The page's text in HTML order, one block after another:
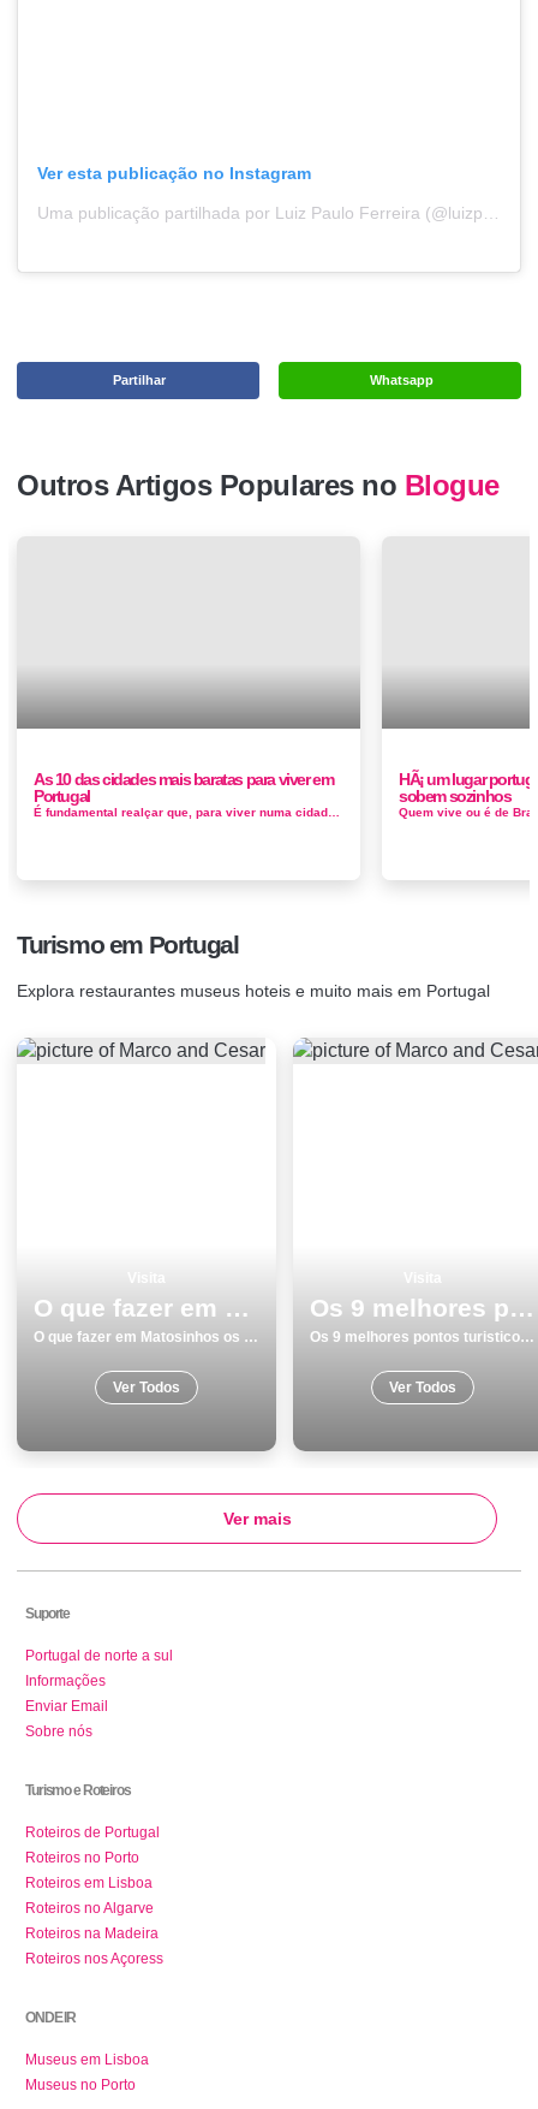
Ver esta publicação no Instagram
Whatsapp
Partilhar
Outros Artigos Populares no Blogue
As 10 das cidades mais baratas para viver em
Portugal
HÃ¡ um lugar
sobem sozinhos
Turismo em Portugal
Explora restaurantes museus hoteis e muito mais em Portugal
O que fazer em Matosinhos os 9 melhores locais para visitar
O que fazer em Matosinhos os 9 melhores locais para visitar
Ver Todos
Os 9 melhores pontos turisticos para conhecer e visitar em Lagoa
Os 9 melhores pontos turisticos para conhecer e visitar em Lagoa
Ver Todos
Ver mais
Suporte
Portugal de norte a sul
Informações
Enviar Email
Sobre nós
Turismo e Roteiros
Roteiros de Portugal
Roteiros no Porto
Roteiros em Lisboa
Roteiros no Algarve
Roteiros na Madeira
Roteiros nos Açoress
ONDE IR
Museus em Lisboa
Museus no Porto